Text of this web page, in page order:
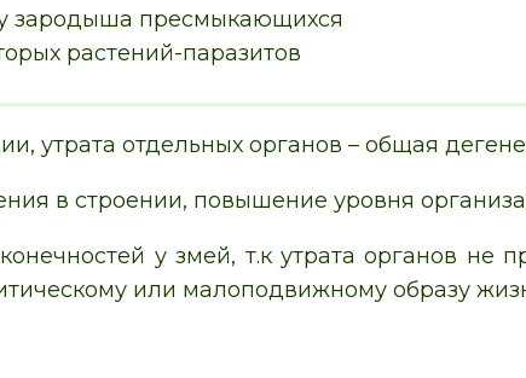
зародыша пресмыкающихся
растений-паразитов
утрата отдельных органов – общая
в строении, повышение уровня
у змей, т.к утрата органов не
или малоподвижному образу